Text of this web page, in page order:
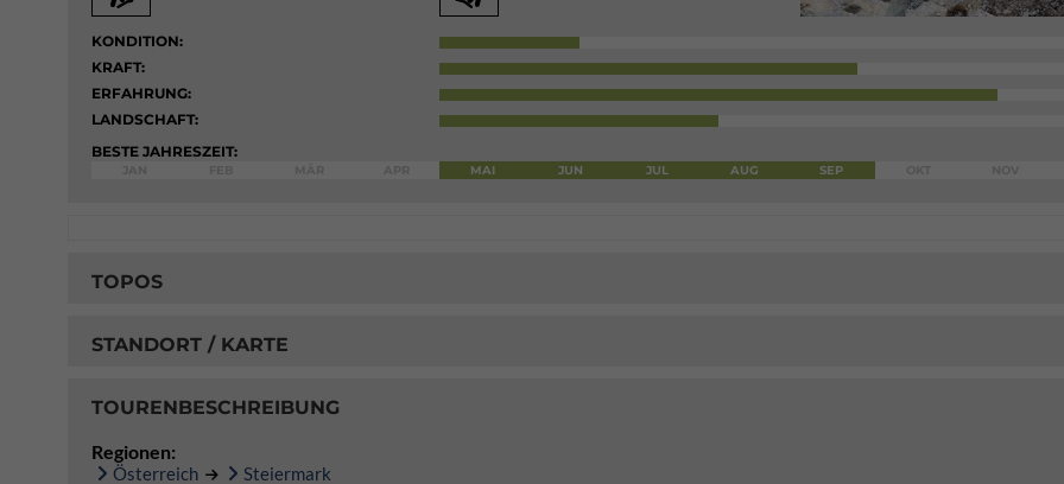
KONDITION:
KRAFT:
ERFAHRUNG:
LANDSCHAFT:
BESTE JAHRESZEIT:
MAI JUN JUL AUG SEP
TOPOS
STANDORT / KARTE
TOURENBESCHREIBUNG
Regionen:
Österreich Steiermark